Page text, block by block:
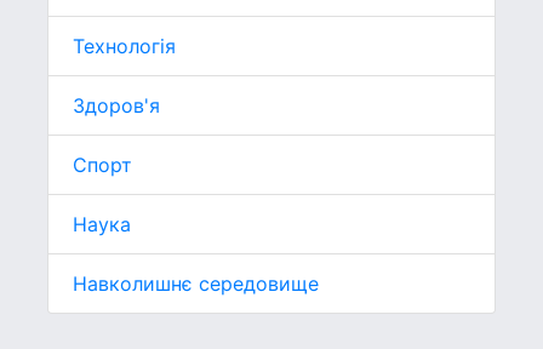
Технологія
Здоров'я
Спорт
Наука
Навколишнє середовище